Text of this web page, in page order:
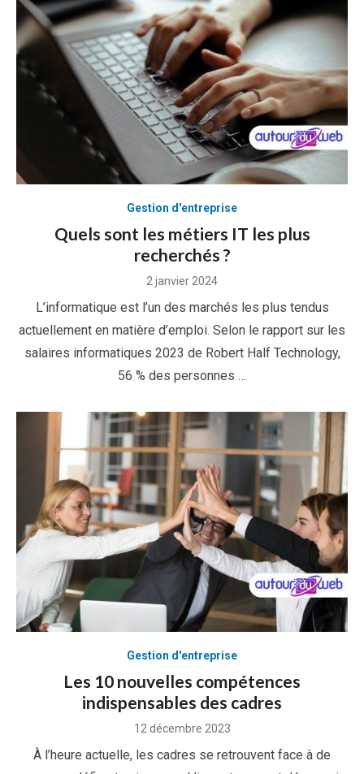
Gestion d'entreprise
Quels sont les métiers IT les plus
recherchés ?
Posted
2 janvier 2024
L’informatique est l’un des marchés les plus tendus
actuellement en matière d’emploi. Selon le rapport sur les
salaires informatiques 2023 de Robert Half Technology,
56 % des personnes …
Gestion d'entreprise
Les 10 nouvelles compétences
indispensables des cadres
Posted
12 décembre 2023
À l’heure actuelle, les cadres se retrouvent face à de